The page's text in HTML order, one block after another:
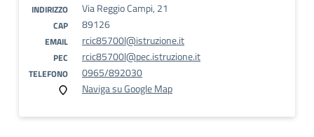
INDIRIZZO Via Reggio Campi, 21
CAP 89126
EMAIL rcic85700l@istruzione.it
PEC rcic85700l@pec.istruzione.it
TELEFONO
0965/892030
Naviga su Google Map